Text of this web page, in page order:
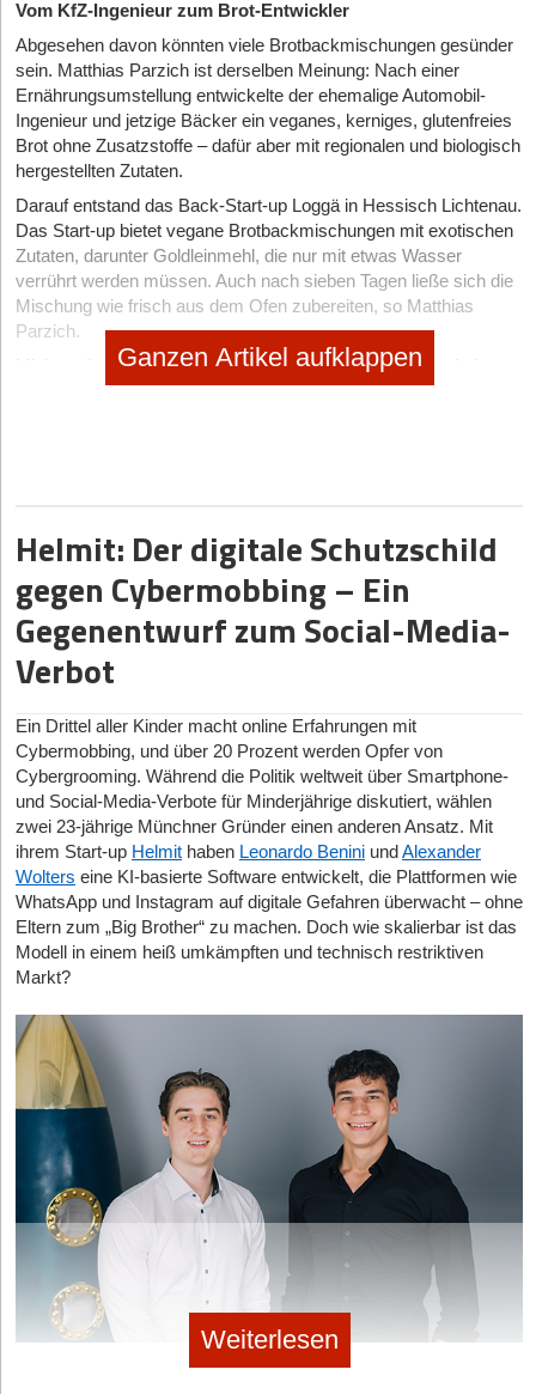
Vom KfZ-Ingenieur zum Brot-Entwickler
Abgesehen davon könnten viele Brotbackmischungen gesünder
sein. Matthias Parzich ist derselben Meinung: Nach einer
Ernährungsumstellung entwickelte der ehemalige Automobil-
Ingenieur und jetzige Bäcker ein veganes, kerniges, glutenfreies
Brot ohne Zusatzstoffe – dafür aber mit regionalen und biologisch
hergestellten Zutaten.
Darauf entstand das Back-Start-up Loggä in Hessisch Lichtenau.
Das Start-up bietet vegane Brotbackmischungen mit exotischen
Zutaten, darunter Goldleinmehl, die nur mit etwas Wasser
verrührt werden müssen. Auch nach sieben Tagen ließe sich die
Mischung wie frisch aus dem Ofen zubereiten, so Matthias
Parzich.
Mittlerweile hat Parzich verschiedene vegane und glutenfreie
Backmischungen im Sortiment, darunter “Alleskörner”,
Hat Ihnen der Artikel gefallen?
Dann melden Sie sich kostenlos für unseren
exklusive Inhalte zu erhalten.
eintragen
Diese Artikel könnten Sie auch interessieren:
06.08.2026|Gründerstorys
06.08.2026
KI-Schockstarre oder Milliardenmarkt? Wie ein
Düsseldorfer Spin-off den Tech-Giganten die Stirn
bietet
06.08.2026 Gründerstorys
Sheap: Wie Roman Wolf (15) den Prospekt-
Dschungel digitalisiert
05.08.2026| Gründerstorys
Helmit: Der digitale Schutzschild gegen
Ganzen Artikel aufklappen
Helmit: Der digitale Schutzschild
gegen Cybermobbing – Ein
Gegenentwurf zum Social-Media-
Verbot
Ein Drittel aller Kinder macht online Erfahrungen mit
Cybermobbing, und über 20 Prozent werden Opfer von
Cybergrooming. Während die Politik weltweit über Smartphone-
und Social-Media-Verbote für Minderjährige diskutiert, wählen
zwei 23-jährige Münchner Gründer einen anderen Ansatz. Mit
ihrem Start-up Helmit haben Leonardo Benini und Alexander
Wolters eine KI-basierte Software entwickelt, die Plattformen wie
WhatsApp und Instagram auf digitale Gefahren überwacht – ohne
Eltern zum „Big Brother“ zu machen. Doch wie skalierbar ist das
Modell in einem heiß umkämpften und technisch restriktiven
Markt?
Helmit-Gründer Leonardo Benini und Alexander Wolters © Helmit
Weiterlesen